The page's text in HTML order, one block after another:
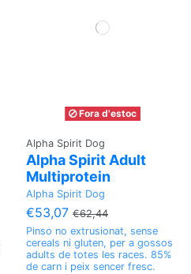
Fora d'estoc
Alpha Spirit Dog
Alpha Spirit Adult
Multiprotein
Alpha Spirit Dog
€53,07 €62,44
Pinso no extrusionat, sense
cereals ni gluten, per a gossos
adults de totes les races. 85%
de carn i peix sencer fresc.